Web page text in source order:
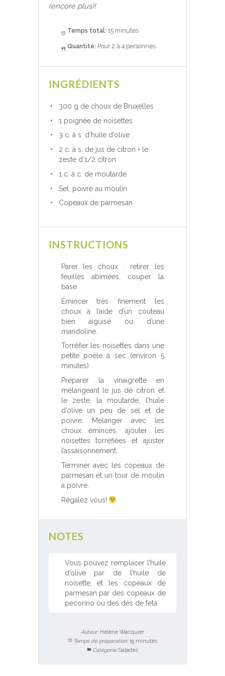
(encore plus)!
Temps total: 15 minutes
Quantité: Pour 2 à 4 personnes
INGRÉDIENTS
300 g de choux de Bruxelles
1 poignée de noisettes
3 c. à s. d’huile d’olive
2 c. à s. de jus de citron + le
zeste d’1/2 citron
1 c. à c. de moutarde
Sel, poivre au moulin
Copeaux de parmesan
INSTRUCTIONS
Parer les choux : retirer les
feuilles abîmées, couper la
base.
Émincer très finement les
choux à l’aide d’un couteau
bien aiguisé ou d’une
mandoline.
Torréfier les noisettes dans une
petite poêle à sec (environ 5
minutes).
Préparer la vinaigrette en
mélangeant le jus de citron et
le zeste, la moutarde, l’huile
d’olive un peu de sel et de
poivre. Mélanger avec les
choux émincés, ajouter les
noisettes torréfiées et ajuster
l’assaisonnement.
Terminer avec les copeaux de
parmesan et un tour de moulin
à poivre.
Régalez vous!
NOTES
Vous pouvez remplacer l’huile
d’olive par de l’huile de
noisette, et les copeaux de
parmesan par des copeaux de
pecorino ou des dés de feta.
Auteur: Hélène Wacquier
Temps de préparation: 15 minutes
Catégorie: Salades